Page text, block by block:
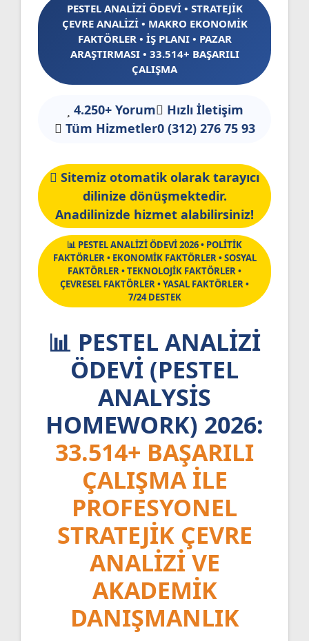
PESTEL ANALİZİ ÖDEVİ • STRATEJİK
ÇEVRE ANALİZİ • MAKRO EKONOMİK
FAKTÖRLER • İŞ PLANI • PAZAR
ARAŞTIRMASI • 33.514+ BAŞARILI
ÇALIŞMA
4.250+ Yorum
Hızlı İletişim
Tüm Hizmetler0 (312) 276 75 93
Sitemiz otomatik olarak tarayıcı
dilinize dönüşmektedir.
Anadilinizde hizmet alabilirsiniz!
📊 PESTEL ANALİZİ ÖDEVİ 2026 • POLİTİK
FAKTÖRLER • EKONOMİK FAKTÖRLER • SOSYAL
FAKTÖRLER • TEKNOLOJİK FAKTÖRLER •
ÇEVRESEL FAKTÖRLER • YASAL FAKTÖRLER •
7/24 DESTEK
📊 PESTEL ANALIZI
ÖDEVI (PESTEL
ANALYSIS
HOMEWORK) 2026:
33.514+ BAŞARILI
ÇALIŞMA ILE
PROFESYONEL
STRATEJIK ÇEVRE
ANALIZI VE
AKADEMIK
DANIŞMANLIK